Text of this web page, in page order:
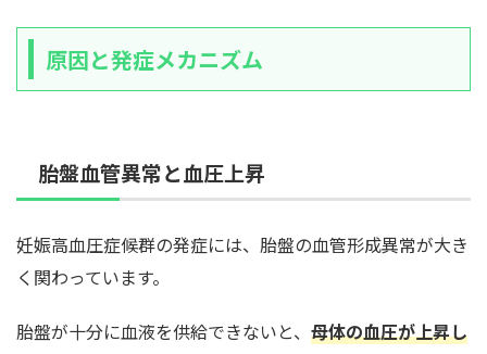
原因と発症メカニズム
胎盤血管異常と血圧上昇
妊娠高血圧症候群の発症には、胎盤の血管形成異常が大き
く関わっています。
胎盤が十分に血液を供給できないと、 母体の血圧が上昇し